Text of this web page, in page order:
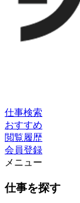
仕事検索
おすすめ
閲覧履歴
会員登録
メニュー
仕事を探す